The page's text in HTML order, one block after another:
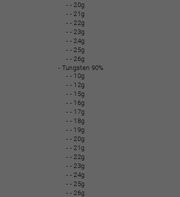
- 20g
- 21g
- 22g
- 23g
- 24g
- 25g
- 26g
Tungsten 90%
- 10g
- 12g
- 15g
- 16g
- 17g
- 18g
- 19g
- 20g
- 21g
- 22g
- 23g
- 24g
- 25g
- 26g